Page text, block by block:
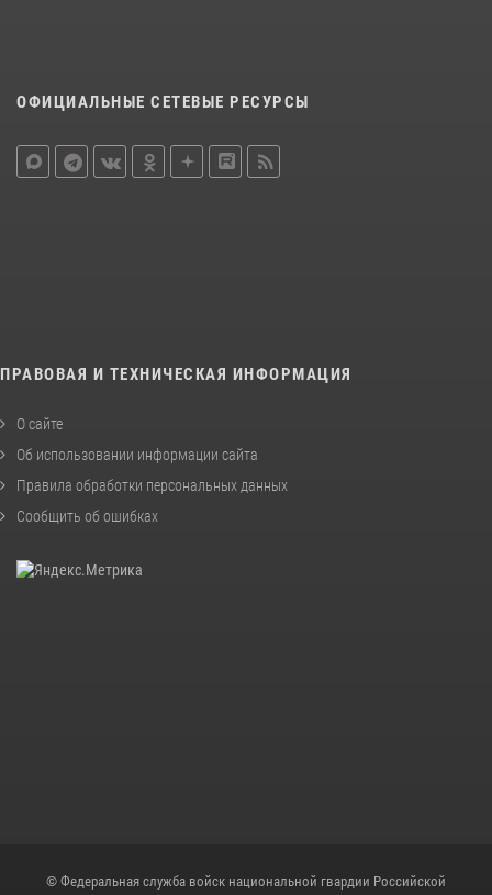
ОФИЦИАЛЬНЫЕ СЕТЕВЫЕ РЕСУРСЫ
ПРАВОВАЯ И ТЕХНИЧЕСКАЯ ИНФОРМАЦИЯ
О сайте
Об использовании информации сайта
Правила обработки персональных данных
Сообщить об ошибках
© Федеральная служба войск национальной гвардии Российской